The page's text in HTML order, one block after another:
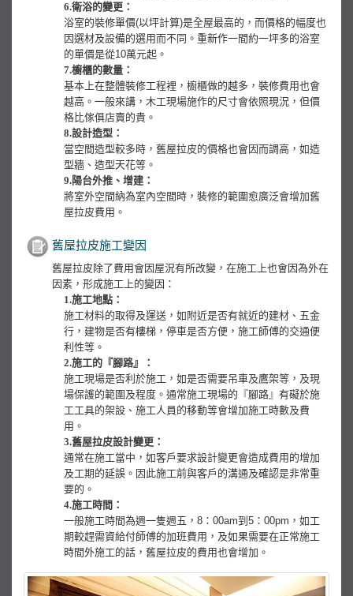
6.衛浴的變更：
浴室的裝修單價(以坪計算)是全屋最高的，而價格的幅度也
因選材及設備的選用而不同。重新作一間約一坪多的浴室
的單價是從10萬元起。
7.櫥櫃的數量：
基本上在整體裝修工程裡，櫥櫃做的越多，裝修費用也會
越高。一般來講，木工現場施作的尺寸會依照現況，但價
格比傢俱店賣的貴。
8.設計造型：
當空間造型較多時，舊屋拉皮的價格也會因而調高，如造
型牆、造型天花等。
9.陽台外推、增建：
將室外空間納為室內空間時，裝修的範圍愈廣泛會增加舊
屋拉皮費用。
舊屋拉皮施工變因
舊屋拉皮除了費用會因屋況有所改變，在施工上也會因為外在
因素，形成施工上的變因：
1.施工地點：
施工材料的取得及運送，如附近是否有就近的建材、五金
行，建物是否有樓梯，停車是否方便，施工師傅的交通便
利性等。
2.施工的『腳路』：
施工現場是否利於施工，如是否需要吊車及鷹架等，及現
場保護的範圍及程度。通常施工現場的『腳路』有礙於施
工工具的架設、施工人員的移動等會增加施工時數及費
用。
3.舊屋拉皮設計變更：
通常在施工當中，如客戶要求設計變更會造成費用的增加
及工期的延誤。因此施工前與客戶的溝通及確認是非常重
要的。
4.施工時間：
一般施工時間為週一隻週五，8：00am到5：00pm，如工
期較趕需資給付師傅的加班費用，及如果需要在正常施工
時間外施工的話，舊屋拉皮的費用也會增加。